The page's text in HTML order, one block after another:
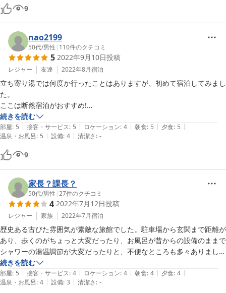
9
nao2199
50代/男性 | 110件のクチコミ
5 2022年9月10日投稿
レジャー 友達 2022年8月宿泊
立ち寄り湯では何度か行ったことはありますが、初めて宿泊してみまし
た。
ここは断然宿泊がおすすめ!
外観や風呂の雰囲気には好き嫌いがハッキリ分かれるでしょうが、料理
は夕朝食とも大満足です。
風呂の雰囲気はおどろおどろしい感もありますが、滝に面したぬる湯は
何時間でも入っていられます。
女将さんもいい味出してお気に入りの宿の一軒になりました。
続きを読む
部屋: 5 | 接客・サービス: 5 | ロケーション: 4 | 朝食: 5 | 夕食: 5 |
温泉・お風呂: 5 | 設備: 4 | 清潔さ: -
9
家長？課長？
50代/男性 |27件のクチコミ
4 2022年7月12日投稿
レジャー 家族 2022年7月宿泊
歴史ある古びた雰囲気が素敵な旅館でした。駐車場から玄関まで距離が
あり、歩くのがちょっと大変だったり、お風呂が昔からの設備のままで
シャワーの湯温調節が大変だったりと、不便なところも多々ありました
が、逆に秘境感を漂わせていて、私たちには良かったです。温泉が炭酸
水とのことで、入力後は何もつけなくてもお肌がしっとりしてビックリ
でした。お食事も、昔ながらの手の込んだもので、品数、量も多く、大
続きを読む
部屋: 5 | 接客・サービス: 4 | ロケーション: 4 | 朝食: 4 | 夕食: 4 |
温泉・お風呂: 4 | 設備: 3 | 清潔さ: -